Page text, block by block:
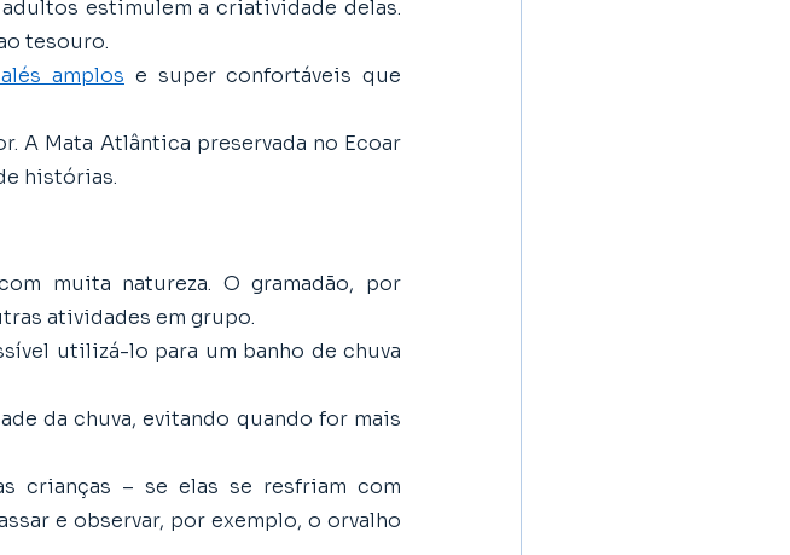
estimulem a criatividade delas.
tesouro.
amplos e super confortáveis que
A Mata Atlântica preservada no Ecoar
histórias.
muita natureza. O gramadão, por
atividades em grupo.
utilizá-lo para um banho de chuva
da chuva, evitando quando for mais
crianças – se elas se resfriam com
e observar, por exemplo, o orvalho